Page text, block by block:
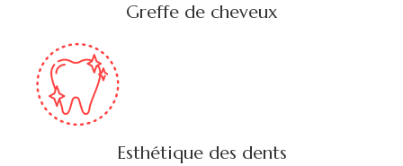
Greffe de cheveux
Esthétique des dents